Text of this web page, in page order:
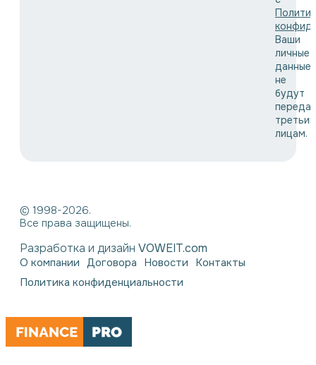
Ваши
личные
данные
не
будут
третьим
лицам.
© 1998-2026.
Все права защищены.
Разработка и дизайн VOWEIT.com
О компании Договора Новости Контакты
Политика конфиденциальности